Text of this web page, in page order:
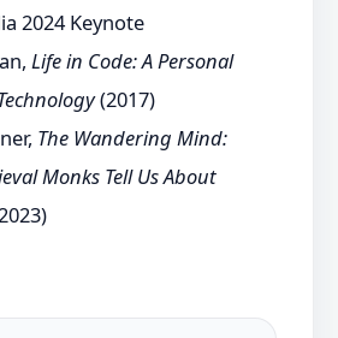
2024 Keynote
Life in Code: A Personal
(2017)
The Wandering Mind:
Monks Tell Us About